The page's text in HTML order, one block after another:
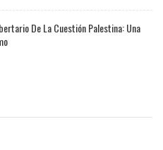
De La Cuestión Palestina: Una